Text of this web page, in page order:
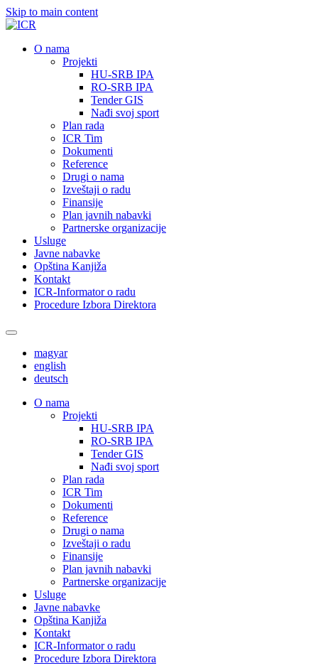
Skip to main content
О nama
Projekti
HU-SRB IPA
RO-SRB IPA
Tender GIS
Nađi svoj sport
Plan rada
ICR Tim
Dokumenti
Reference
Drugi o nama
Izveštaji o radu
Finansije
Plan javnih nabavki
Partnerske organizacije
Usluge
Javne nabavke
Opština Kanjiža
Kontakt
ICR-Informator o radu
Procedure Izbora Direktora
magyar
english
deutsch
О nama
Projekti
HU-SRB IPA
RO-SRB IPA
Tender GIS
Nađi svoj sport
Plan rada
ICR Tim
Dokumenti
Reference
Drugi o nama
Izveštaji o radu
Finansije
Plan javnih nabavki
Partnerske organizacije
Usluge
Javne nabavke
Opština Kanjiža
Kontakt
ICR-Informator o radu
Procedure Izbora Direktora